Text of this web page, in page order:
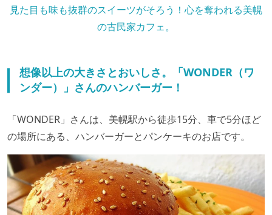
見た目も味も抜群のスイーツがそろう！心を奪われる美幌
の古民家カフェ。
想像以上の大きさとおいしさ。「WONDER（ワ
ンダー）
」さんのハンバーガー！
「WONDER」さんは、美幌駅から徒歩15分、車で5分ほど
の場所にある、ハンバーガーとパンケーキのお店です。